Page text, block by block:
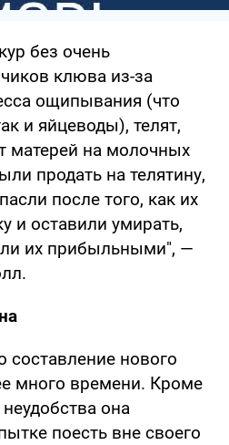
без очень
клюва из-за
ощипывания (что
и яйцеводы), телят,
матерей на молочных
продать на телятину,
после того, как их
и оставили умирать,
их прибыльными", —
составление нового
много времени. Кроме
она
поесть вне своего